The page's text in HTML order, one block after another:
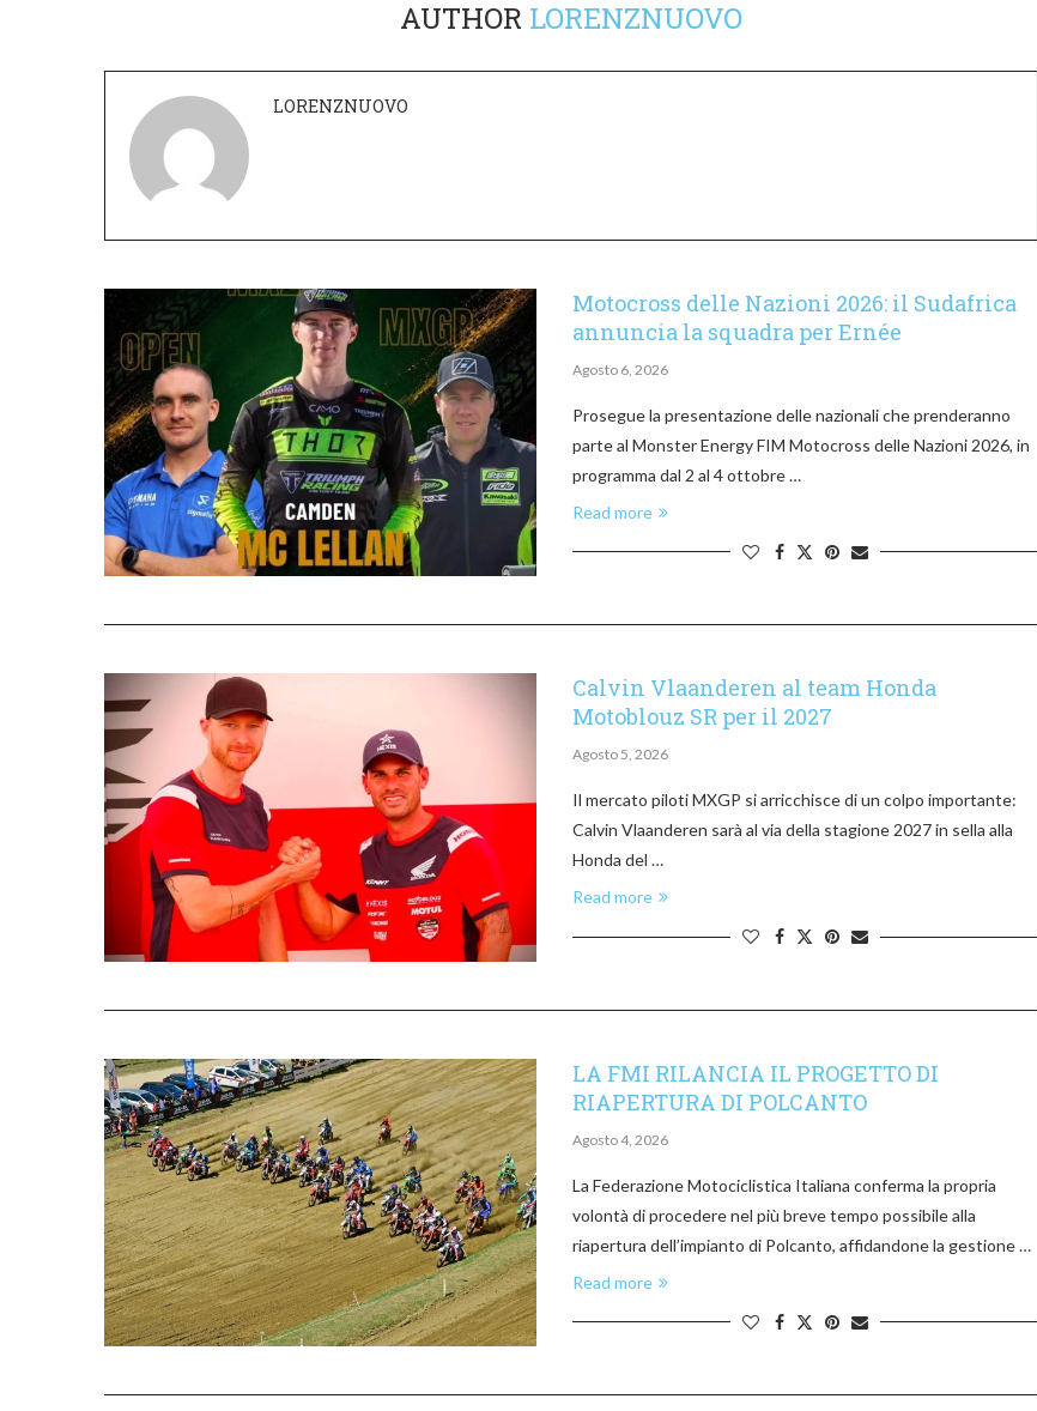
AUTHOR LORENZNUOVO
LORENZNUOVO
Motocross delle Nazioni 2026: il Sudafrica
annuncia la squadra per Ernée
Agosto 6, 2026
Prosegue la presentazione delle nazionali che prenderanno
parte al Monster Energy FIM Motocross delle Nazioni 2026, in
programma dal 2 al 4 ottobre …
Read more
Calvin Vlaanderen al team Honda
Motoblouz SR per il 2027
Agosto 5, 2026
Il mercato piloti MXGP si arricchisce di un colpo importante:
Calvin Vlaanderen sarà al via della stagione 2027 in sella alla
Honda del …
Read more
LA FMI RILANCIA IL PROGETTO DI
RIAPERTURA DI POLCANTO
Agosto 4, 2026
La Federazione Motociclistica Italiana conferma la propria
volontà di procedere nel più breve tempo possibile alla
riapertura dell’impianto di Polcanto, affidandone la gestione …
Read more